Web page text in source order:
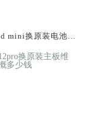
mini换原装电池维